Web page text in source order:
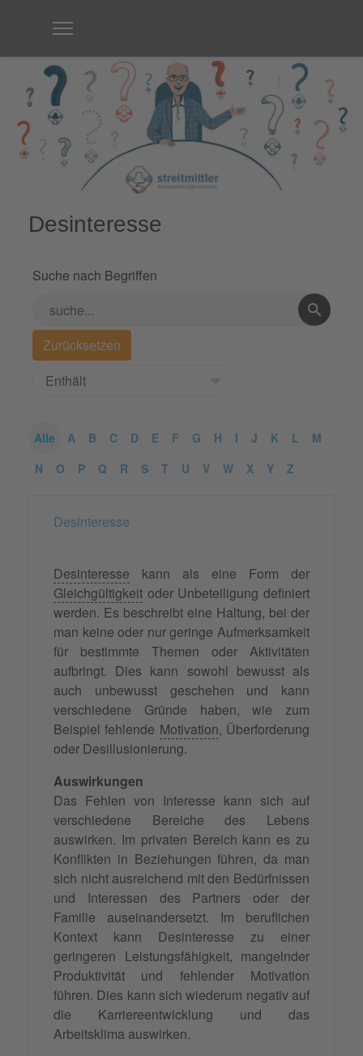
Desinteresse
Suche nach Begriffen
Alle A B C D E F G H I J K L
M
N
O P Q R S T U V W X Y Z
Desinteresse
Desinteresse kann als eine Form der
Gleichgültigkeit oder Unbeteiligung definiert
werden. Es beschreibt eine Haltung, bei der
man keine oder nur geringe Aufmerksamkeit
für bestimmte Themen oder Aktivitäten
aufbringt. Dies kann sowohl bewusst als
auch unbewusst geschehen und kann
verschiedene Gründe haben, wie zum
Beispiel fehlende Motivation, Überforderung
oder Desillusionierung.
Auswirkungen
Das Fehlen von Interesse kann sich auf
verschiedene Bereiche des Lebens
auswirken. Im privaten Bereich kann es zu
Konflikten in Beziehungen führen, da man
sich nicht ausreichend mit den Bedürfnissen
und Interessen des Partners oder der
Familie auseinandersetzt. Im beruflichen
Kontext kann Desinteresse zu einer
geringeren Leistungsfähigkeit, mangelnder
Produktivität und fehlender Motivation
führen. Dies kann sich wiederum negativ auf
die Karriereentwicklung und das
Arbeitsklima auswirken.